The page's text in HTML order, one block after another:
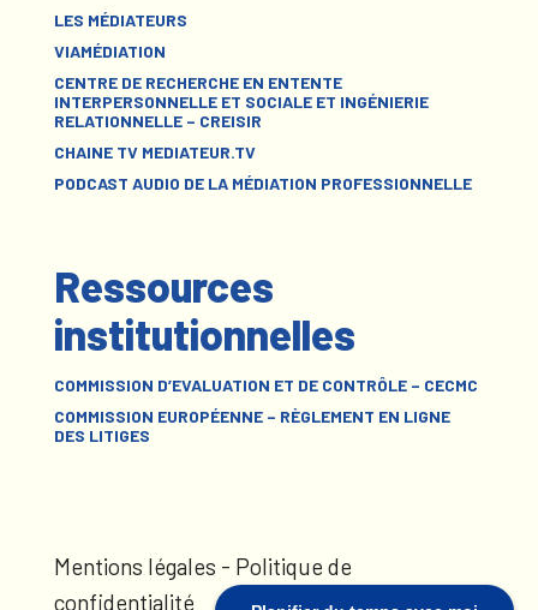
LES MÉDIATEURS
VIAMÉDIATION
CENTRE DE RECHERCHE EN ENTENTE
INTERPERSONNELLE ET SOCIALE ET INGÉNIERIE
RELATIONNELLE – CREISIR
CHAINE TV MEDIATEUR.TV
PODCAST AUDIO DE LA MÉDIATION PROFESSIONNELLE
Ressources
institutionnelles
COMMISSION D’EVALUATION ET DE CONTRÔLE – CECMC
COMMISSION EUROPÉENNE – RÈGLEMENT EN LIGNE
DES LITIGES
Mentions légales - Politique de
confidentialité